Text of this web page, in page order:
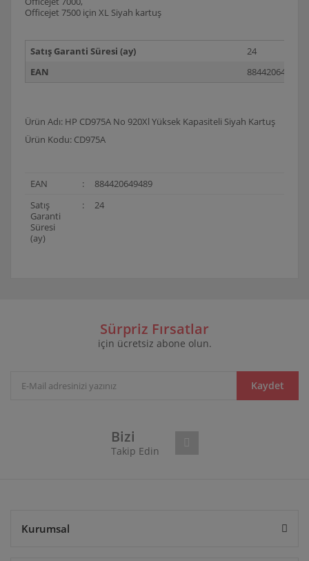
Officejet 7500 için XL Siyah kartuş
Satış Garanti Süresi (ay)
24
EAN
884420649489
Ürün Adı: HP CD975A No 920Xl Yüksek Kapasiteli Siyah Kartuş
Ürün Kodu: CD975A
EAN :
884420649489
Satış
Garanti
Süresi
(ay)
: 24
Yorum Yaz
Ürün resmi kalitesiz, bozuk veya görüntülenemiyor.
Ürün bilgilerinde hatalar bulunuyor.
Sürpriz Fırsatlar
için ücretsiz abone olun.
Kaydet
Bizi
Takip Edin
Kurumsal